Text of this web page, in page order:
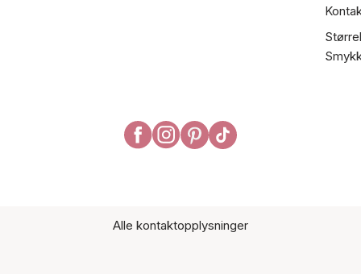
Alle kontaktopplysninger